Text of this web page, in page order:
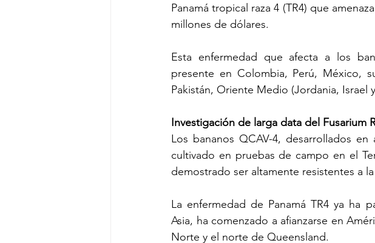
Panamá tropical raza 4 (TR4) que
millones de dólares.
Esta enfermedad que afecta a los
presente en Colombia, Perú, México,
Pakistán, Oriente Medio (Jordania, Israel
Investigación de larga data del Fusarium
Los bananos QCAV-4, desarrollados
cultivado en pruebas de campo en el
demostrado ser altamente resistentes a
La enfermedad de Panamá TR4 ya ha
Asia, ha comenzado a afianzarse en
Norte y el norte de Queensland.